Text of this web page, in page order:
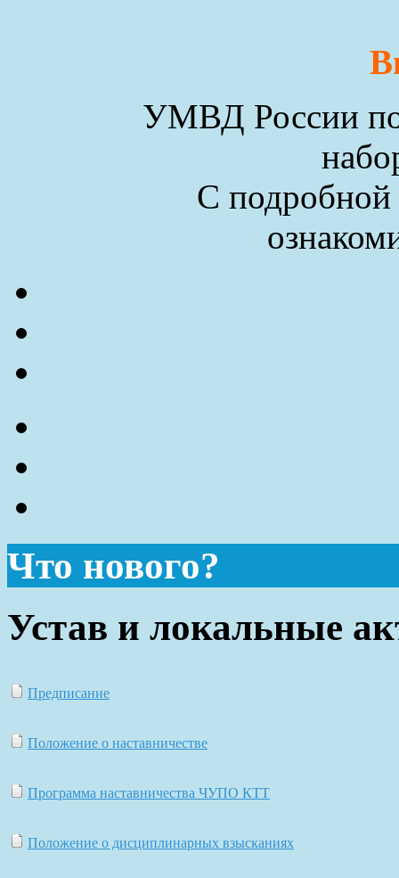
УМВД России по
С
Что нового?
Устав и локальные
Предписание
Положение о наставничестве
Программа наставничества ЧУПО КТТ
Положение о дисциплинарных взысканиях